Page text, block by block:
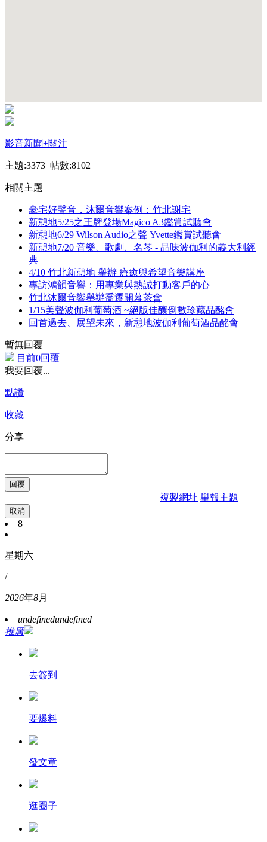
影音新聞+關注
主題:3373 帖數:8102
相關主題
豪宅好聲音，沐爾音響案例：竹北謝宅
新憩地5/25之王牌登場Magico A3鑑賞試聽會
新憩地6/29 Wilson Audio之聲 Yvette鑑賞試聽會
新憩地7/20 音樂、歌劇、名琴 - 品味波伽利的義大利經
典
4/10 竹北新憩地 舉辦 療癒與希望音樂講座
專訪鴻韻音響：用專業與熱誠打動客戶的心
竹北沐爾音響舉辦喬遷開幕茶會
1/15美聲波伽利葡萄酒 ~絕版佳釀倒數珍藏品酩會
回首過去、展望未來，新憩地波伽利葡萄酒品酩會
暫無回覆
目前0回覆
我要回覆...
點讚
收藏
分享
複製網址 舉報主題
取消
8
星期六
/
2026年8月
undefinedundefined
推廣
去簽到
要爆料
發文章
逛圈子